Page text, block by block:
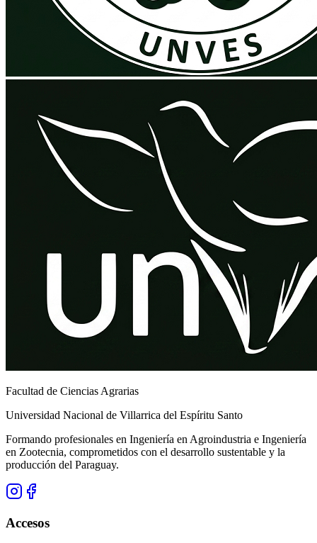
Facultad de Ciencias Agrarias
Universidad Nacional de Villarrica del Espíritu Santo
Formando profesionales en Ingeniería en Agroindustria e Ingeniería
en Zootecnia, comprometidos con el desarrollo sustentable y la
producción del Paraguay.
Accesos